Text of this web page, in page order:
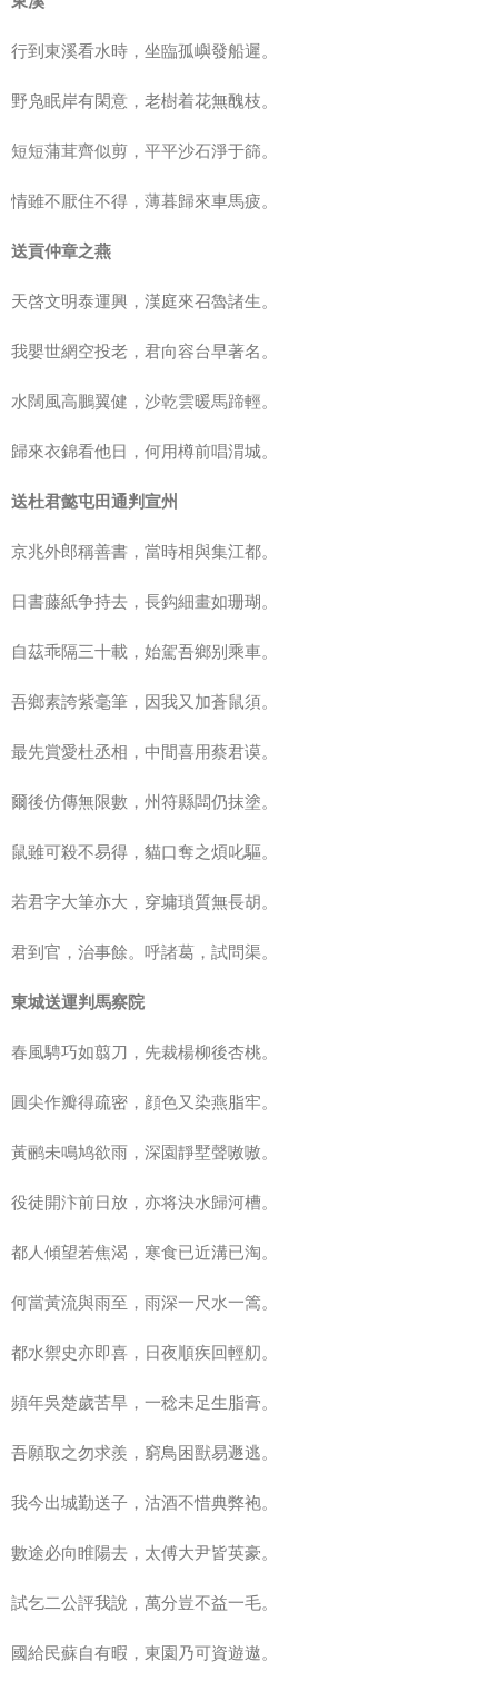
行到東溪看水時，坐臨孤嶼發船遲。
野凫眠岸有閑意，老樹着花無醜枝。
短短蒲茸齊似剪，平平沙石淨于篩。
情雖不厭住不得，薄暮歸來車馬疲。
送貢仲章之燕
天啓文明泰運興，漢庭來召魯諸生。
我嬰世網空投老，君向容台早著名。
水闊風高鵬翼健，沙乾雲暖馬蹄輕。
歸來衣錦看他日，何用樽前唱渭城。
送杜君懿屯田通判宣州
京兆外郎稱善書，當時相與集江都。
日書藤紙争持去，長鈎細畫如珊瑚。
自茲乖隔三十載，始駕吾鄉别乘車。
吾鄉素誇紫毫筆，因我又加蒼鼠須。
最先賞愛杜丞相，中間喜用蔡君谟。
爾後仿傳無限數，州符縣闆仍抹塗。
鼠雖可殺不易得，貓口奪之煩叱驅。
若君字大筆亦大，穿墉瑣質無長胡。
君到官，治事餘。呼諸葛，試問渠。
東城送運判馬察院
春風騁巧如翦刀，先裁楊柳後杏桃。
圓尖作瓣得疏密，顔色又染燕脂牢。
黃鹂未鳴鸠欲雨，深園靜墅聲嗷嗷。
役徒開汴前日放，亦将決水歸河槽。
都人傾望若焦渴，寒食已近溝已淘。
何當黃流與雨至，雨深一尺水一篙。
都水禦史亦即喜，日夜順疾回輕舠。
頻年吳楚歲苦旱，一稔未足生脂膏。
吾願取之勿求羨，窮鳥困獸易遯逃。
我今出城勤送子，沽酒不惜典弊袍。
數途必向睢陽去，太傅大尹皆英豪。
試乞二公評我說，萬分豈不益一毛。
國給民蘇自有暇，東園乃可資遊遨。